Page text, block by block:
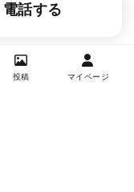
電話する
投稿 マイページ